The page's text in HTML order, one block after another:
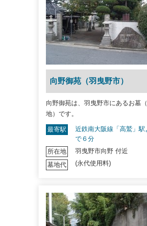
向野御苑（羽曳野市）
向野御苑は、羽曳野市にあるお墓
地）です。
最寄駅
近鉄南大阪線「高鷲」駅
で６分
所在地
羽曳野市向野 付近
墓地代
(永代使用料)